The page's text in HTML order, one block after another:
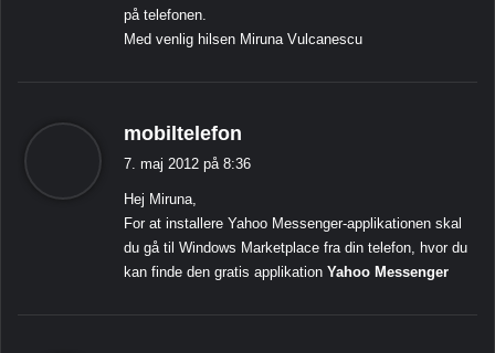
på telefonen.
Med venlig hilsen Miruna Vulcanescu
mobiltelefon
r
:
7. maj 2012 på 8:36
Hej Miruna,
For at installere Yahoo Messenger-applikationen skal
du gå til Windows Marketplace fra din telefon, hvor du
kan finde den gratis applikation Yahoo Messenger